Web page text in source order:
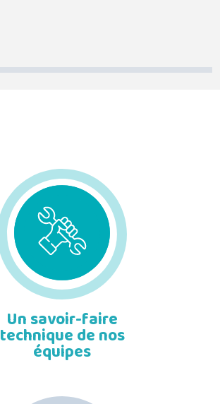
Un savoir-faire
technique de nos
équipes